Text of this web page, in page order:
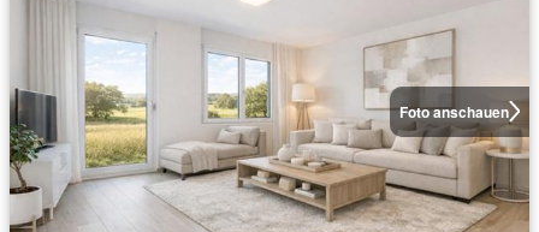
Foto anschauen